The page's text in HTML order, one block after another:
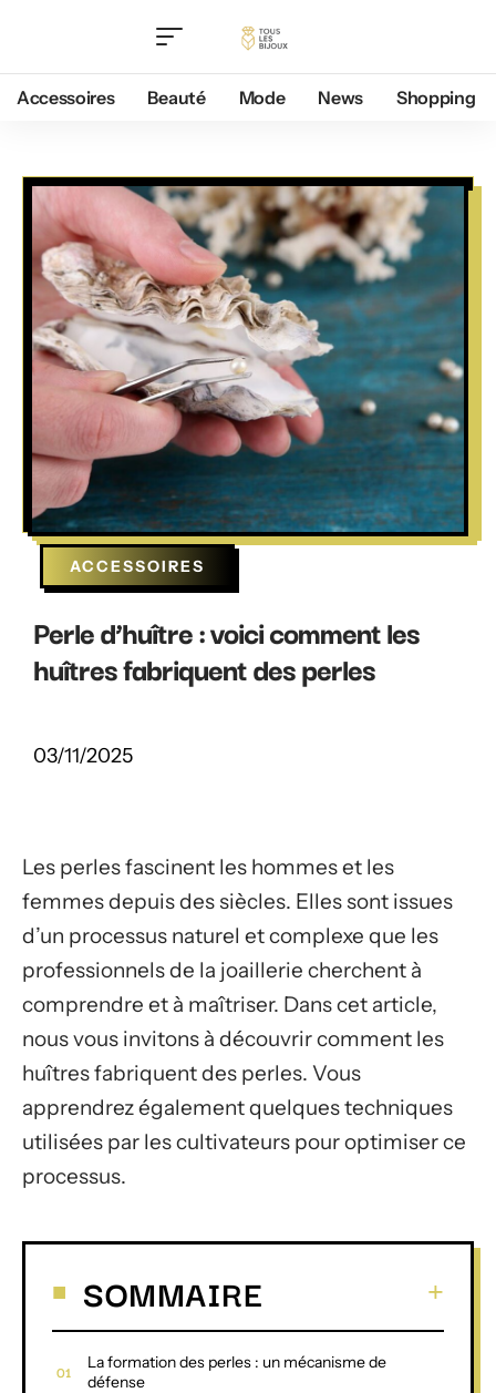
Accessoires Beauté Mode News Shopping
ACCESSOIRES
Perle d’huître : voici comment les
huîtres fabriquent des perles
03/11/2025
Les perles fascinent les hommes et les
femmes depuis des siècles. Elles sont issues
d’un processus naturel et complexe que les
professionnels de la joaillerie cherchent à
comprendre et à maîtriser. Dans cet article,
nous vous invitons à découvrir comment les
huîtres fabriquent des perles. Vous
apprendrez également quelques techniques
utilisées par les cultivateurs pour optimiser ce
processus.
SOMMAIRE
La formation des perles : un mécanisme de
défense